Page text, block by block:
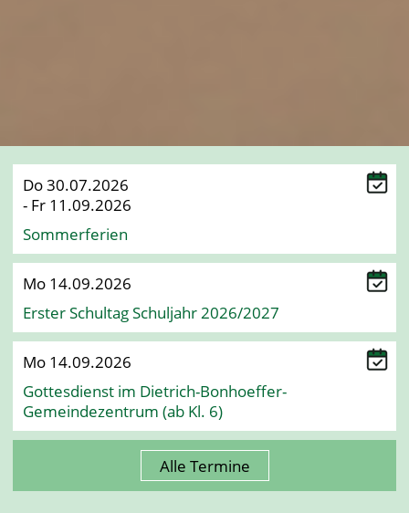
Do 30.07.2026
- Fr 11.09.2026
Sommerferien
Mo 14.09.2026
Erster Schultag Schuljahr 2026/2027
Mo 14.09.2026
Gottesdienst im Dietrich-Bonhoeffer-
Gemeindezentrum (ab Kl. 6)
Alle Termine